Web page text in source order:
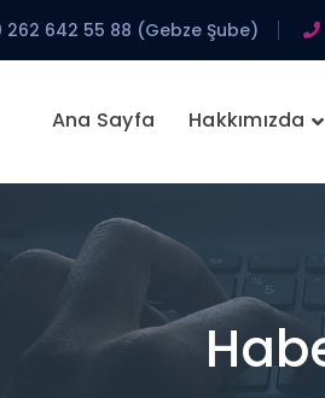
262 642 55 88 (Gebze Şube)
Ana Sayfa Hakkımızda